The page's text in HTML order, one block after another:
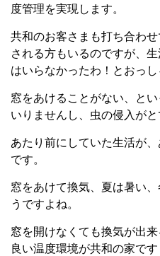
度管理を実現します。
共和のお客さまも打ち合わ
される方もいるのですが、
はいらなかったわ！とおっし
窓をあけることがない、と
いりませんし、虫の侵入がと
あたり前にしていた生活が
です。
窓をあけて換気、夏は暑い
うですよね。
窓を開けなくても換気が出
良い温度環境が共和の家です